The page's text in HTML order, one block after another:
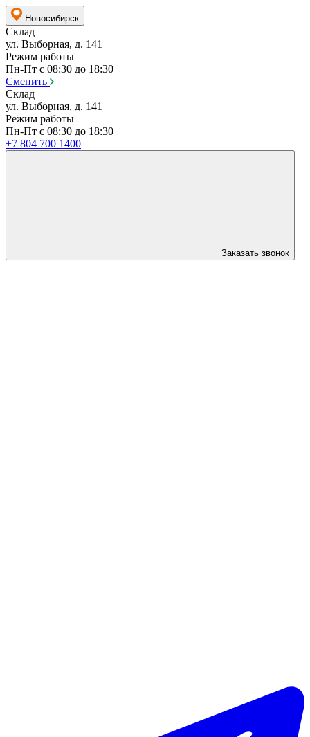
Новосибирск
Склад
ул. Выборная, д. 141
Режим работы
Пн-Пт с 08:30 до 18:30
Сменить
Склад
ул. Выборная, д. 141
Режим работы
Пн-Пт с 08:30 до 18:30
+7 804 700 1400
Заказать звонок